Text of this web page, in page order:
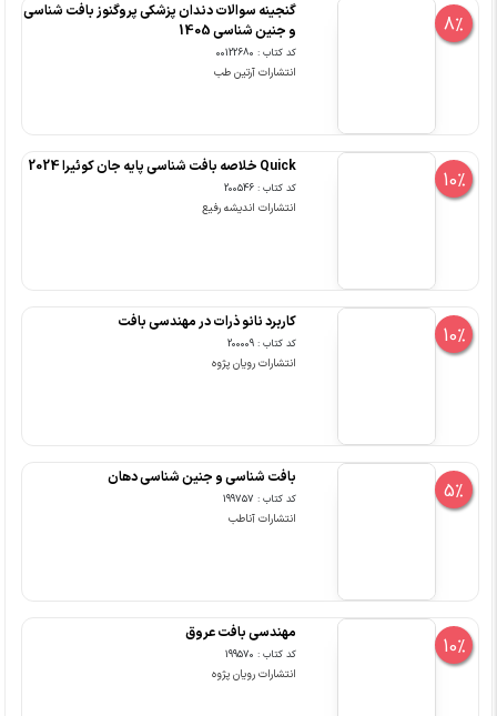
8%
گنجینه سوالات دندان پزشکی پروگنوز بافت شناسی
و جنین شناسی 1405
کد کتاب : 00122680
انتشارات آرتین طب
10%
Quick خلاصه بافت شناسی پایه جان کوئیرا 2024
کد کتاب : 200546
انتشارات اندیشه رفیع
10%
کاربرد نانو ذرات در مهندسی بافت
کد کتاب : 200009
انتشارات رویان پژوه
5%
بافت شناسی و جنین شناسی دهان
کد کتاب : 199757
انتشارات آناطب
10%
مهندسی بافت عروق
کد کتاب : 199570
انتشارات رویان پژوه